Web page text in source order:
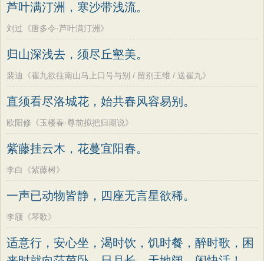
芦叶满汀洲，寒沙带浅流。
刘过《唐多令·芦叶满汀洲》
归山深浅去，须尽丘壑美。
裴迪《崔九欲往南山马上口号与别 / 留别王维 / 送崔九》
直须看尽洛城花，始共春风容易别。
欧阳修《玉楼春·尊前拟把归期说》
紫藤挂云木，花蔓宜阳春。
李白《紫藤树》
一声已动物皆静，四座无言星欲稀。
李颀《琴歌》
适意行，安心坐，渴时饮，饥时餐，醉时歌，困